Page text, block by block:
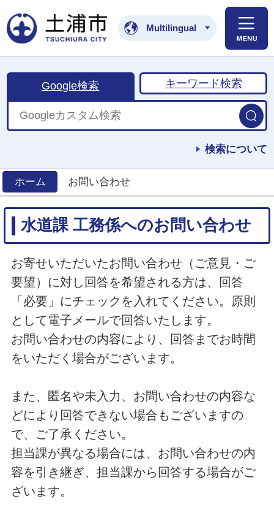
土浦市公式ホームペ
Multilingual
Google検索 キーワード検索
検索について
ホーム
お問い合わせ
水道課 工務係へのお問い合わせ
お寄せいただいたお問い合わせ（ご意見・ご
要望）に対し回答を希望される方は、回答
「必要」にチェックを入れてください。原則
として電子メールで回答いたします。
お問い合わせの内容により、回答までお時間
をいただく場合がございます。
また、匿名や未入力、お問い合わせの内容な
どにより回答できない場合もございますの
で、ご了承ください。
担当課が異なる場合には、お問い合わせの内
容を引き継ぎ、担当課から回答する場合がご
ざいます。